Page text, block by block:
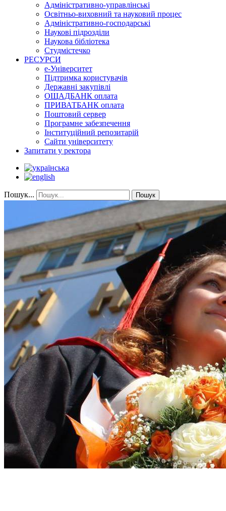
Адміністративно-управлінські
Освітньо-виховний та науковий процес
Адміністративно-господарські
Наукові підрозділи
Наукова бібліотека
Студмістечко
РЕСУРСИ
е-Університет
Підтримка користувачів
Державні закупівлі
ОЩАДБАНК оплата
ПРИВАТБАНК оплата
Поштовий сервер
Програмне забезпечення
Інституційний репозитарій
Сайти університету
Запитати у ректора
Пошук... Пошук